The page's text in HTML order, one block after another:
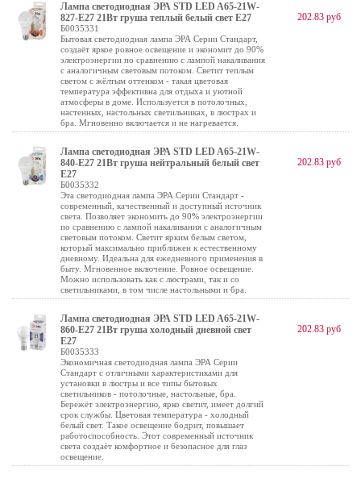
Лампа светодиодная ЭРА STD LED A65-21W-
827-E27 21Вт груша теплый белый свет Е27
Б0035331
Бытовая светодиодная лампа ЭРА Серии Стандарт,
создаёт яркое ровное освещение и экономит до 90%
электроэнергии по сравнению с лампой накаливания
с аналогичным световым потоком. Светит теплым
светом с жёлтым оттенком - такая цветовая
температура эффективна для отдыха и уютной
атмосферы в доме. Используется в потолочных,
настенных, настольных светильниках, в люстрах и
бра. Мгновенно включается и не нагревается.
202.83 руб
Лампа светодиодная ЭРА STD LED A65-21W-
840-E27 21Вт груша нейтральный белый свет
Е27
Б0035332
Эта светодиодная лампа ЭРА Серии Стандарт -
современный, качественный и доступный источник
света. Позволяет экономить до 90% электроэнергии
по сравнению с лампой накаливания с аналогичным
световым потоком. Светит ярким белым светом,
который максимально приближен к естественному
дневному. Идеальна для ежедневного применения в
быту. Мгновенное включение. Ровное освещение.
Можно использовать как с люстрами, так и со
светильниками, в том числе настольными и бра.
202.83 руб
Лампа светодиодная ЭРА STD LED A65-21W-
860-E27 21Вт груша холодный дневной свет
Е27
Б0035333
Экономичная светодиодная лампа ЭРА Серии
Стандарт с отличными характеристиками для
установки в люстры и все типы бытовых
светильников - потолочные, настольные, бра.
Бережёт электроэнергию, ярко светит, имеет долгий
срок службы. Цветовая температура - холодный
белый свет. Такое освещение бодрит, повышает
работоспособность. Этот современный источник
света создаёт комфортное и безопасное для глаз
освещение.
202.83 руб